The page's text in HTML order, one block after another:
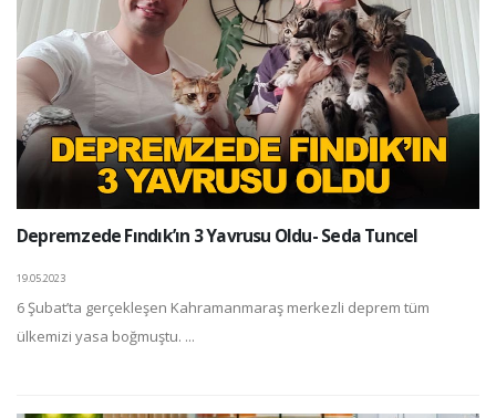
Depremzede Fındık’ın 3 Yavrusu Oldu- Seda Tuncel
19.05.2023
6 Şubat’ta gerçekleşen Kahramanmaraş merkezli deprem tüm
ülkemizi yasa boğmuştu. ...